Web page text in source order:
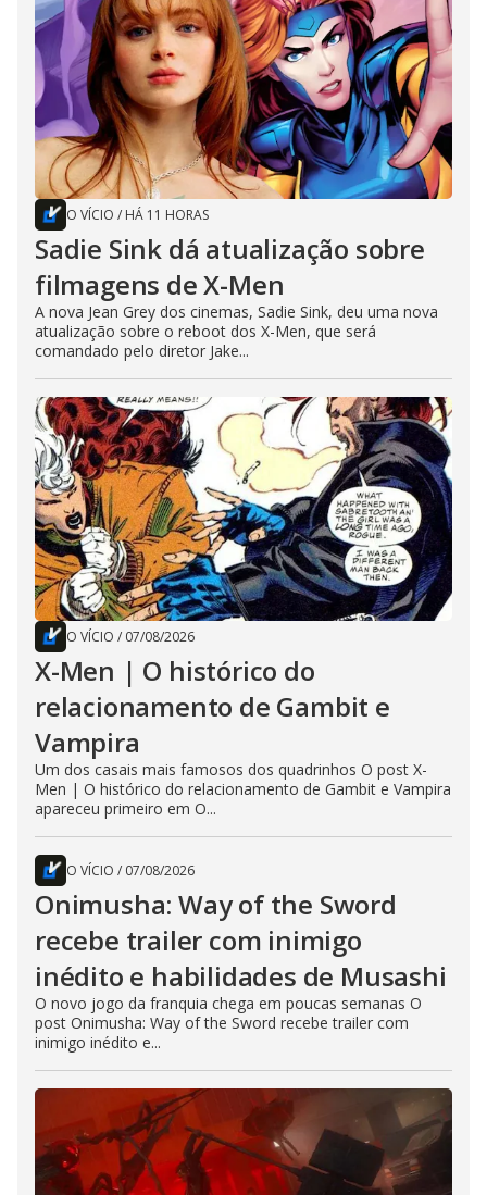
O VÍCIO / HÁ 11 HORAS
Sadie Sink dá atualização sobre
filmagens de X-Men
A nova Jean Grey dos cinemas, Sadie Sink, deu uma nova
atualização sobre o reboot dos X-Men, que será
comandado pelo diretor Jake...
O VÍCIO / 07/08/2026
X-Men | O histórico do
relacionamento de Gambit e
Vampira
Um dos casais mais famosos dos quadrinhos O post X-
Men | O histórico do relacionamento de Gambit e Vampira
apareceu primeiro em O...
O VÍCIO / 07/08/2026
Onimusha: Way of the Sword
recebe trailer com inimigo
inédito e habilidades de Musashi
O novo jogo da franquia chega em poucas semanas O
post Onimusha: Way of the Sword recebe trailer com
inimigo inédito e...